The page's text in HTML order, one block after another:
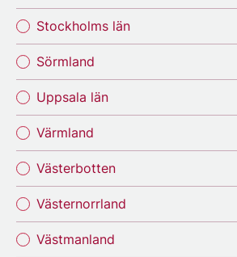
Stockholms län
Sörmland
Uppsala län
Värmland
Västerbotten
Västernorrland
Västmanland